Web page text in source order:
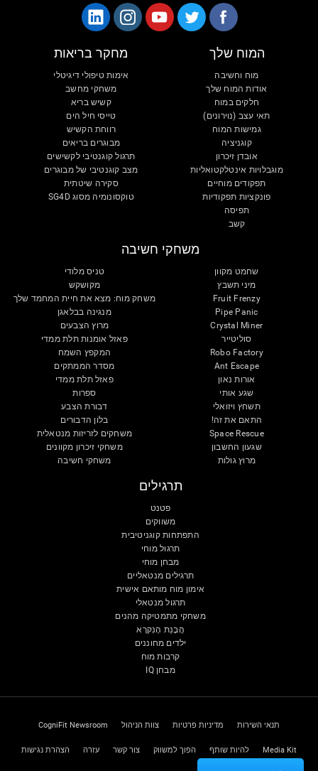
המוח שלך
מוח וחשיבה
אודות המוח שלך
חלקים במוח
תאי עצב (נוירונים)
גמישות המוח
קוגניציה
אובדן זיכרון
מוגבלויות אינטלקטואליות
תפקודים מוחיים
פונקציות תפקודיות
תפיסה
קשב
מחקר בריאות
אימות טיפולי דיגיטלי
משחקי מחשב
קשיש בריא
טייסי חיל הים
רווחת הקשיש
מבוגרים בריאים
תרגול קוגנטיבי לקשישים
מצב קוגנטיבי של מבוגרים
סקירה שיטתית
טוקסונומיה מסוג SG4D
משחקי חשיבה
שחמט מקוון
מיני תשבץ
Fruit Frenzy
Pipe Panic
Crystal Miner
סוליטייר
Robo Factory
Ant Escape
אורות נאון
שגע אותי
תשחץ ויזואלי
התאם את זה!
Space Rescue
שגעון החשבון
מרוץ גולות
טניס מלודי
מקושקש
משחק מוח: מצא את חיית המחמד שלך
מנגינה בבלאגן
מרוץ הצבעים
פאזל אומנות תלת ממדי
המקפץ השמח
מסדר הממתקים
פאזל תלת ממדי
ספרות
דבורת הצבע
בלון הדבורים
משחקים לזריזות מנטאלית
משחקי זיכרון מקוונים
משחקי חשיבה
תרגילים
פטנט
משווקים
התפתחות קוגניטיבית
תרגול מוחי
מבחן מוחי
תרגילים מנטאליים
אימון מוח מותאם אישית
תרגול מנטאלי
משחקי מתמטיקה מהנים
הֲבָנַת הָנִקרָא
ילדים מחוננים
קרבות מוח
מבחן IQ
תנאי השירות מדיניות פרטיות צוות הניהול CogniFit Newsroom
Media Kit להיות שותף הפוך למשווק צור קשר עזרה הצהרת נגישות